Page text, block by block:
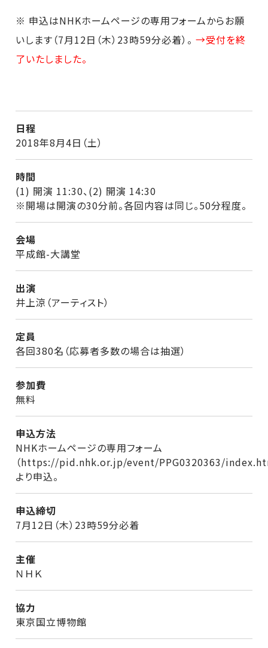
※ 申込はNHKホームページの専用フォームからお願
いします（7月12日（木）23時59分必着）。 →受付を終
了いたしました。
日程
2018年8月4日（土）
時間
(1) 開演 11:30、(2) 開演 14:30
※開場は開演の30分前。各回内容は同じ。50分程度。
会場
平成館-大講堂
出演
井上涼（アーティスト）
定員
各回380名（応募者多数の場合は抽選）
参加費
無料
申込方法
NHKホームページの専用フォーム
（https://pid.nhk.or.jp/event/PPG0320363/
より申込。
申込締切
7月12日（木）23時59分必着
主催
ＮＨＫ
協力
東京国立博物館